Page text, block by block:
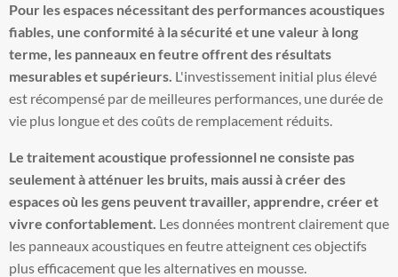
Pour les espaces nécessitant des performances acoustiques
fiables, une conformité à la sécurité et une valeur à long
terme, les panneaux en feutre offrent des résultats
mesurables et supérieurs. L'investissement initial plus élevé
est récompensé par de meilleures performances, une durée de
vie plus longue et des coûts de remplacement réduits.
Le traitement acoustique professionnel ne consiste pas
seulement à atténuer les bruits, mais aussi à créer des
espaces où les gens peuvent travailler, apprendre, créer et
vivre confortablement. Les données montrent clairement que
les panneaux acoustiques en feutre atteignent ces objectifs
plus efficacement que les alternatives en mousse.